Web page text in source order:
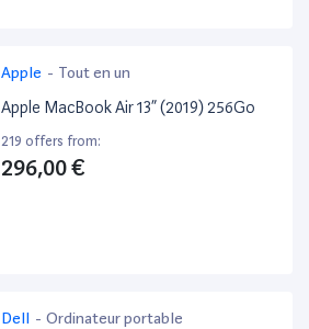
Apple - Tout en un
Apple MacBook Air 13” (2019) 256Go
219 offers from:
296,00 €
Dell - Ordinateur portable